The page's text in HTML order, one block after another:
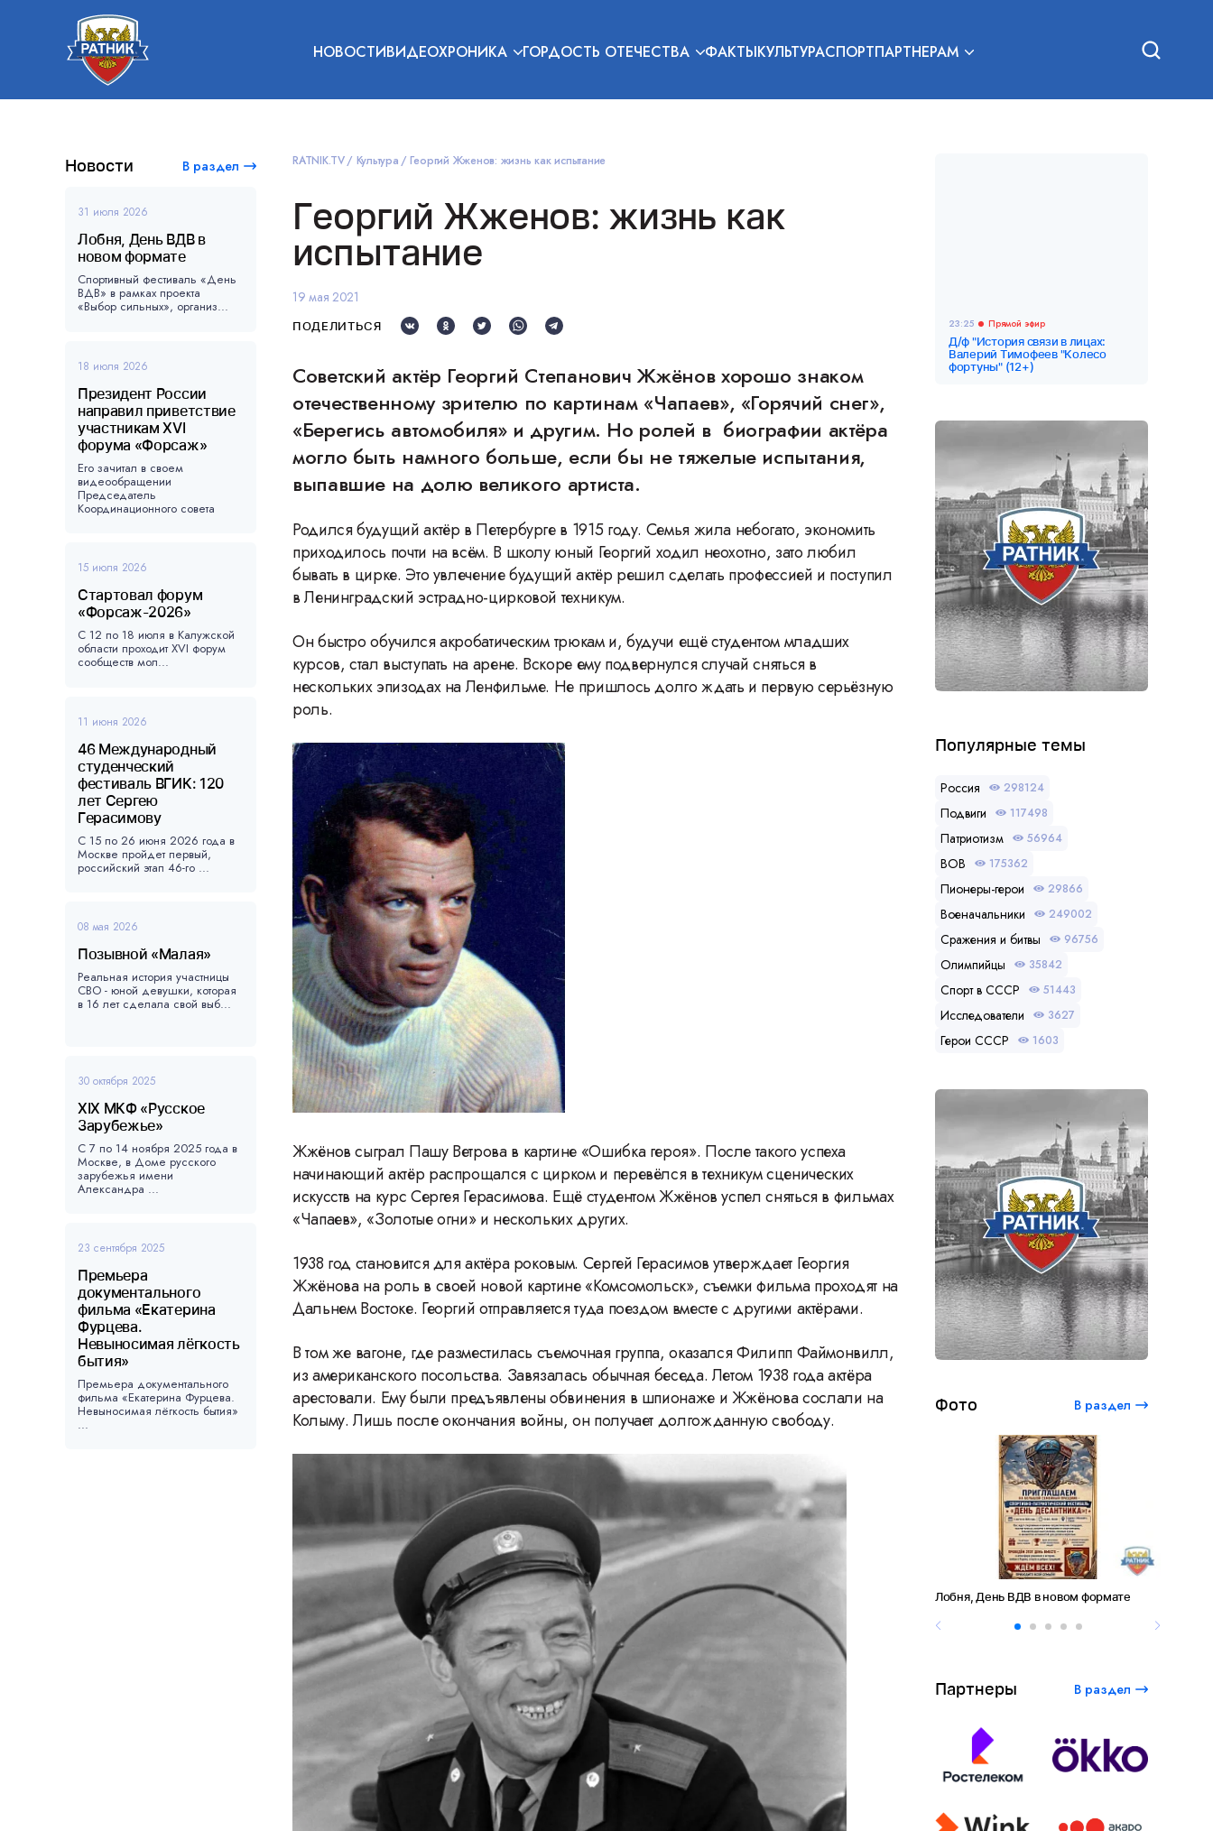
НОВОСТИВИДЕОХРОНИКА ГОРДОСТЬ ОТЕЧЕСТВА ФАКТЫКУЛЬТУРАСПОРТПАРТНЕРАМ
Новости В раздел
31 июля 2026
Лобня, День ВДВ в
новом формате
Спортивный фестиваль «День
ВДВ» в рамках проекта
«Выбор сильных», организ...
18 июля 2026
Президент России
направил приветствие
участникам XVI
форума «Форсаж»
Его зачитал в своем
видеообращении
Председатель
Координационного совета
15 июля 2026
Стартовал форум
«Форсаж-2026»
С 12 по 18 июля в Калужской
области проходит XVI форум
сообществ мол...
11 июня 2026
46 Международный
студенческий
фестиваль ВГИК: 120
лет Сергею
Герасимову
С 15 по 26 июня 2026 года в
Москве пройдет первый,
российский этап 46-го ...
08 мая 2026
Позывной «Малая»
Реальная история участницы
СВО - юной девушки, которая
в 16 лет сделала свой выб...
30 октября 2025
XIX МКФ «Русское
Зарубежье»
С 7 по 14 ноября 2025 года в
Москве, в Доме русского
зарубежья имени
Александра ...
23 сентября 2025
Премьера
документального
фильма «Екатерина
Фурцева.
Невыносимая лёгкость
бытия»
Премьера документального
фильма «Екатерина Фурцева.
Невыносимая лёгкость бытия»
...
RATNIK.TV Культура Георгий Жженов: жизнь как испытание
Георгий Жженов: жизнь как
испытание
19 мая 2021
ПОДЕЛИТЬСЯ
Советский актёр Георгий Степанович Жжёнов хорошо знаком
отечественному зрителю по картинам «Чапаев», «Горячий снег»,
«Берегись автомобиля» и другим. Но ролей в биографии актёра
могло быть намного больше, если бы не тяжелые испытания,
выпавшие на долю великого артиста.
Родился будущий актёр в Петербурге в 1915 году. Семья жила небогато, экономить
приходилось почти на всём. В школу юный Георгий ходил неохотно, зато любил
бывать в цирке. Это увлечение будущий актёр решил сделать профессией и поступил
в Ленинградский эстрадно-цирковой техникум.
Он быстро обучился акробатическим трюкам и, будучи ещё студентом младших
курсов, стал выступать на арене. Вскоре ему подвернулся случай сняться в
нескольких эпизодах на Ленфильме. Не пришлось долго ждать и первую серьёзную
роль.
Жжёнов сыграл Пашу Ветрова в картине «Ошибка героя». После такого успеха
начинающий актёр распрощался с цирком и перевёлся в техникум сценических
искусств на курс Сергея Герасимова. Ещё студентом Жжёнов успел сняться в фильмах
«Чапаев», «Золотые огни» и нескольких других.
1938 год становится для актёра роковым. Сергей Герасимов утверждает Георгия
Жжёнова на роль в своей новой картине «Комсомольск», съемки фильма проходят на
Дальнем Востоке. Георгий отправляется туда поездом вместе с другими актёрами.
В том же вагоне, где разместилась съемочная группа, оказался Филипп Файмонвилл,
из американского посольства. Завязалась обычная беседа. Летом 1938 года актёра
арестовали. Ему были предъявлены обвинения в шпионаже и Жжёнова сослали на
Колыму. Лишь после окончания войны, он получает долгожданную свободу.
23:25 Прямой эфир
Д/ф "История связи в лицах:
Валерий Тимофеев "Колесо
фортуны" (12+)
Популярные темы
Россия 298124
Подвиги 117498
Патриотизм 56964
ВОВ 175362
Пионеры-герои 29866
Военачальники 249002
Сражения и битвы 96756
Олимпийцы 35842
Спорт в СССР 51443
Исследователи 3627
Герои СССР 1603
Фото В раздел
46 Международный студенческий
фестиваль ВГИК: 120 лет Сергею
Лобня, День ВДВ в новом формате
Партнеры В раздел